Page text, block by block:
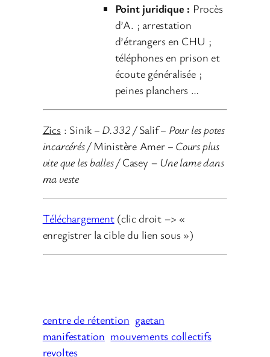
Point juridique : Procès
d’A. ; arrestation
d’étrangers en CHU ;
téléphones en prison et
écoute généralisée ;
peines planchers …
Zics: Sinik – D.332 /Salif– Pour les potes
incarcérés /Ministère Amer– Cours plus
vite que les balles /Casey – Une lame dans
ma veste
Téléchargement(clic droit –> «
enregistrer la cible du lien sous »)
centre de rétention gaetan
manifestation mouvements collectifs
revoltes